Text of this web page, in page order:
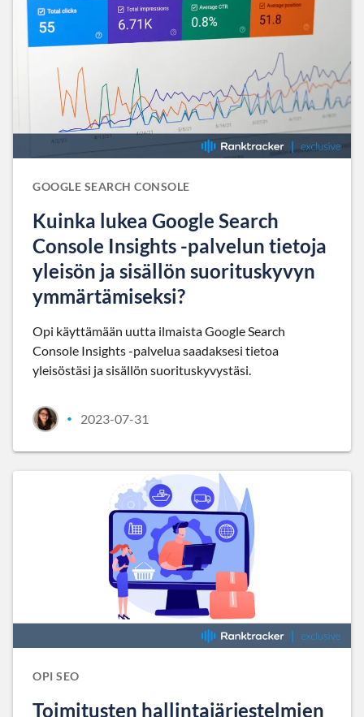
GOOGLE SEARCH CONSOLE
Kuinka lukea Google Search
Console Insights -palvelun tietoja
yleisön ja sisällön suorituskyvyn
ymmärtämiseksi?
Opi käyttämään uutta ilmaista Google Search
Console Insights -palvelua saadaksesi tietoa
yleisöstäsi ja sisällön suorituskyvystäsi.
• 2023-07-31
OPI SEO
Toimitusten hallintajärjestelmien